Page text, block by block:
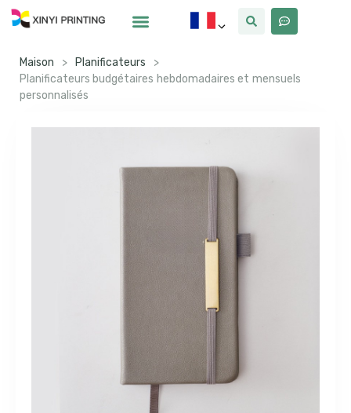
Maison > Planificateurs
>
Planificateurs budgétaires hebdomadaires et mensuels
personnalisés